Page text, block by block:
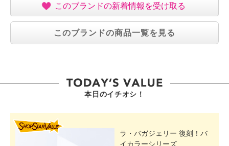
【保証（有無）、保証期間】
・あり
・本体：１年間
【原産国（地）】
※一般市場での販売開始時期：２０２５年２月
このブランドの新着情報を受け取る
このブランドの商品一覧を見る
本日のイチオシ！
ラ・バガジェリー 復刻！バ
イカラーシリーズ ...